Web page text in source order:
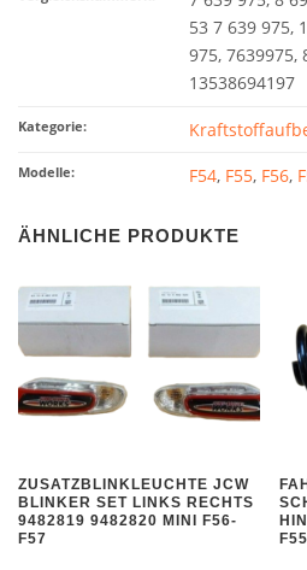
53 7 639 975,
975, 7639975,
13538694197
Kategorie:
Modelle: F54, F55, F56,
ÄHNLICHE PRODUKTE
ZUSATZBLINKLEUCHTE JCW
BLINKER SET LINKS RECHTS
9482819 9482820 MINI F56-
F57